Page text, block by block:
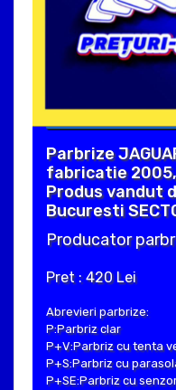
Parbrize
fabricatie 2005,
Produs vandut
Bucuresti
Producator
Pret : 420 Lei
Abrevieri parbrize:
P:Parbriz clar
P+V:Parbriz cu tenta
P+S:Parbriz cu
P+SE:Parbriz cu